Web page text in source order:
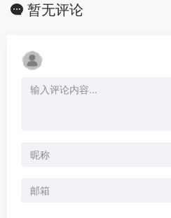
暂无评论